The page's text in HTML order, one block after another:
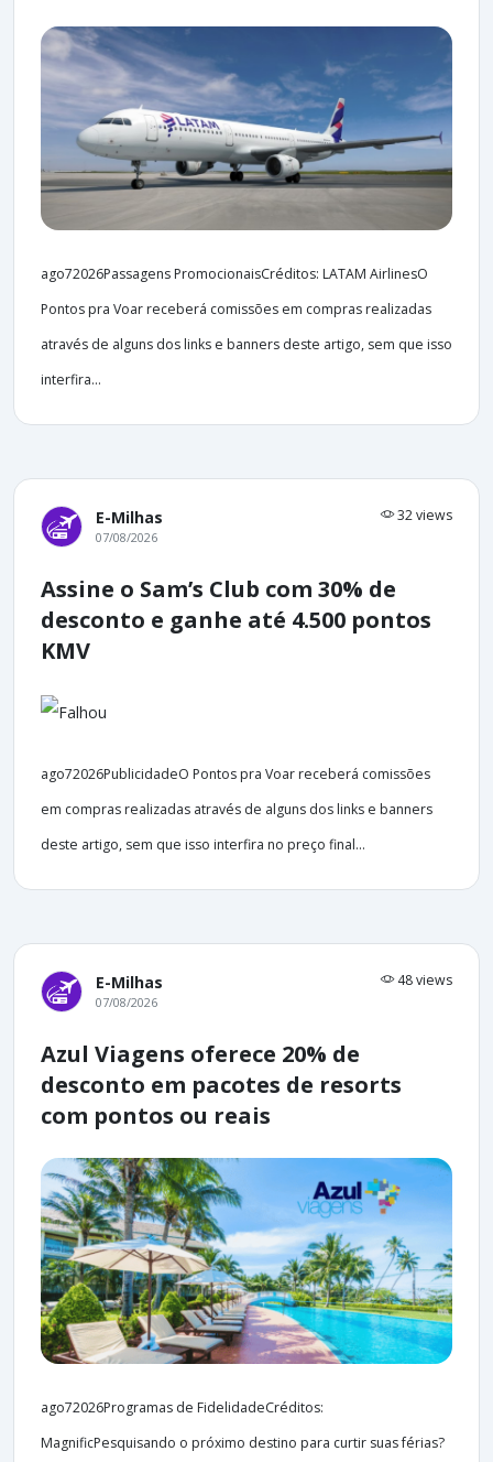
ago72026Passagens PromocionaisCréditos: LATAM AirlinesO
Pontos pra Voar receberá comissões em compras realizadas
através de alguns dos links e banners deste artigo, sem que isso
interfira...
E-Milhas 32 views
07/08/2026
Assine o Sam’s Club com 30% de
desconto e ganhe até 4.500 pontos
KMV
ago72026PublicidadeO Pontos pra Voar receberá comissões
em compras realizadas através de alguns dos links e banners
deste artigo, sem que isso interfira no preço final...
E-Milhas 48 views
07/08/2026
Azul Viagens oferece 20% de
desconto em pacotes de resorts
com pontos ou reais
ago72026Programas de FidelidadeCréditos:
MagnificPesquisando o próximo destino para curtir suas férias?